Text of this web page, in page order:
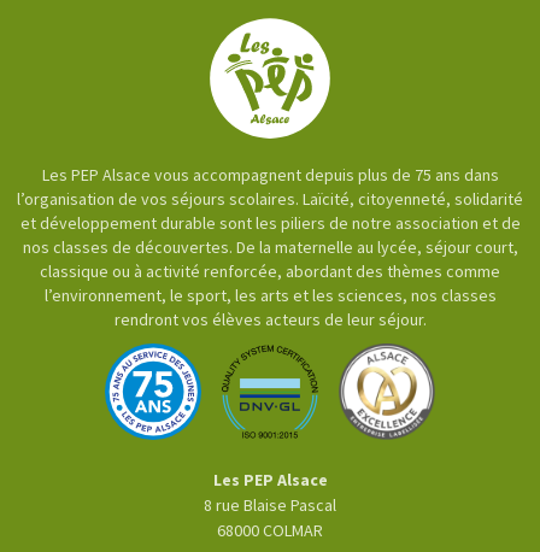
Les PEP Alsace vous accompagnent depuis plus de 75 ans dans
l’organisation de vos séjours scolaires. Laïcité, citoyenneté, solidarité
et développement durable sont les piliers de notre association et de
nos classes de découvertes. De la maternelle au lycée, séjour court,
classique ou à activité renforcée, abordant des thèmes comme
l’environnement, le sport, les arts et les sciences, nos classes
rendront vos élèves acteurs de leur séjour.
Les PEP Alsace
8 rue Blaise Pascal
68000COLMAR